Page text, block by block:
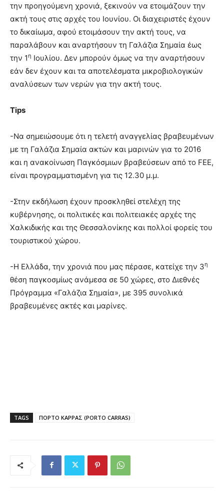
την προηγούμενη χρονιά, ξεκινούν να ετοιμάζουν την
ακτή τους στις αρχές του Ιουνίου. Οι διαχειριστές έχουν
το δικαίωμα, αφού ετοιμάσουν την ακτή τους, να
παραλάβουν και αναρτήσουν τη Γαλάζια Σημαία έως
την 1η Ιουλίου. Δεν μπορούν όμως να την αναρτήσουν
εάν δεν έχουν και τα αποτελέσματα μικροβιολογικών
αναλύσεων των νερών για την ακτή τους.
Tips
-Να σημειώσουμε ότι η τελετή αναγγελίας βραβευμένων
με τη Γαλάζια Σημαία ακτών και μαρινών για το 2016
και η ανακοίνωση Παγκόσμιων βραβεύσεων από το FEE,
είναι προγραμματισμένη για τις 12.30 μ.μ.
-Στην εκδήλωση έχουν προσκληθεί στελέχη της
κυβέρνησης, οι πολιτικές και πολιτειακές αρχές της
Χαλκιδικής και της Θεσσαλονίκης και πολλοί φορείς του
τουριστικού χώρου.
-Η Ελλάδα, την χρονιά που μας πέρασε, κατείχε την 3η
θέση παγκοσμίως ανάμεσα σε 50 χώρες, στο Διεθνές
Πρόγραμμα «Γαλάζια Σημαία», με 395 συνολικά
βραβευμένες ακτές και μαρίνες.
TAGS ΠΟΡΤΟ ΚΑΡΡΑΣ (PORTO CARRAS)